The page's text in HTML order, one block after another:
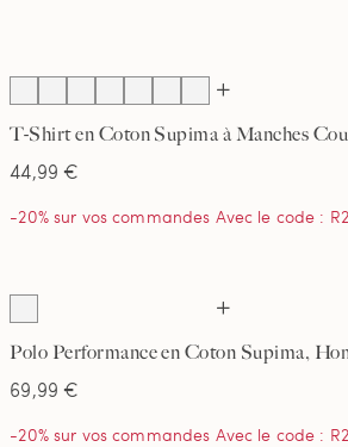
T-Shirt en Coton Supima à Manches
44,99 €
-20% sur vos commandes Avec le code :
Polo Performance en Coton Supima,
69,99 €
-20% sur vos commandes Avec le code :